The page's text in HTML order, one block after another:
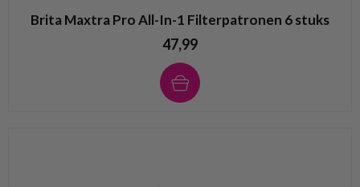
Brita Maxtra Pro All-In-1 Filterpatronen 6 stuks
47,99